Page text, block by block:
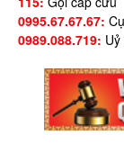
0995.67.67.67:
0989.088.719: